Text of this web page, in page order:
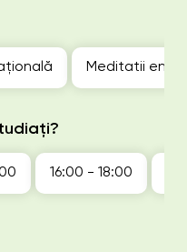
Meditatii
16:00 - 18:00